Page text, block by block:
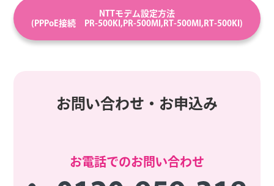
NTTモデム設定方法
(PPPoE接続 PR-500KI,PR-500MI,RT-500MI,RT-500KI)
お問い合わせ・お申込み
お電話でのお問い合わせ